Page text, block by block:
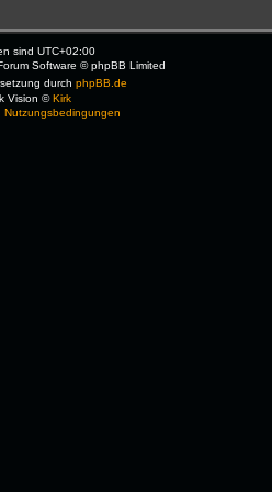
sindUTC+02:00
Software © phpBB Limited
durchphpBB.de
Vision ©Kirk
Nutzungsbedingungen